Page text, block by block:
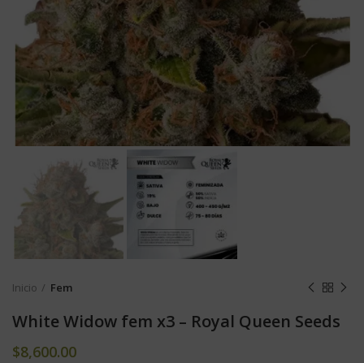
Inicio Fem
White Widow fem x3 – Royal Queen Seeds
$8,600.00